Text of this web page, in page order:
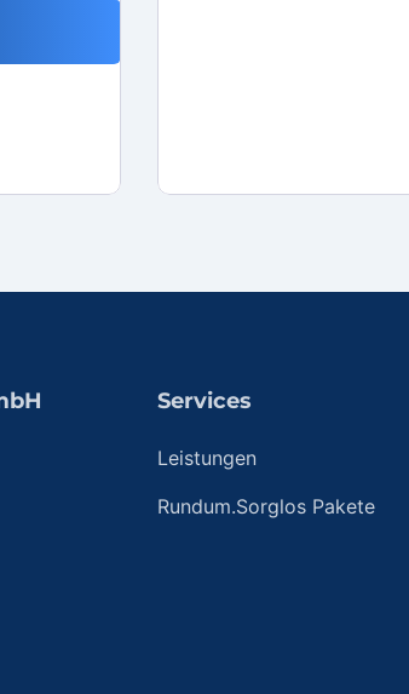
Services
Leistungen
Rundum.Sorglos Pakete